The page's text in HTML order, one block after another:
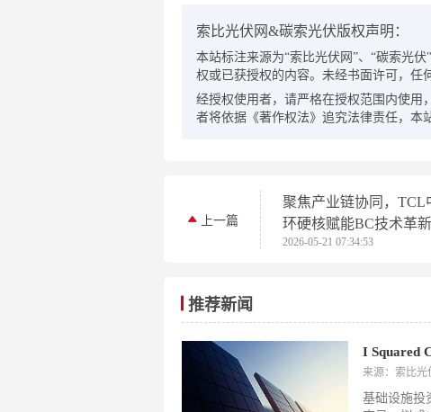
索比光伏网&碳索光伏版权声明：
本站标注来源为“索比光伏网”、“碳索光
权或已获授权的内容。未经书面许可，任
经授权使用者，请严格在授权范围内使用
者将依据《著作权法》追究法律责任，本
上一篇
聚焦产业链协同，TCL
环硬核赋能BC技术革新
2026-05-21 07:34:53
推荐新闻
来源：索比光
基础设施投